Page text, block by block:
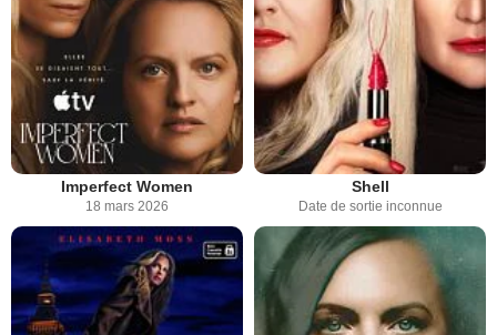
Imperfect Women
18 mars 2026
Shell
Date de sortie inconnue